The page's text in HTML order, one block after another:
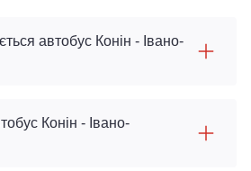
автобус Конін - Івано-
Конін - Івано-